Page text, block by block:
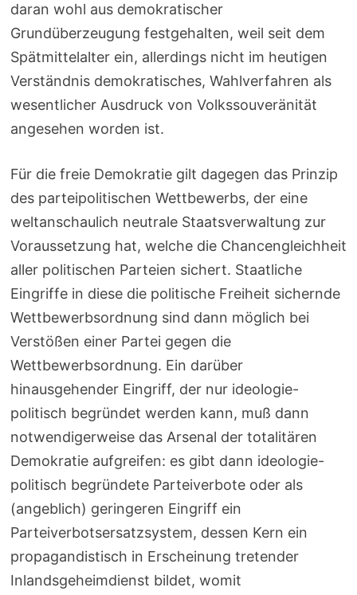
daran wohl aus demokratischer
Grundüberzeugung festgehalten, weil seit dem
Spätmittelalter ein, allerdings nicht im heutigen
Verständnis demokratisches, Wahlverfahren als
wesentlicher Ausdruck von Volkssouveränität
angesehen worden ist.
Für die freie Demokratie gilt dagegen das Prinzip
des parteipolitischen Wettbewerbs, der eine
weltanschaulich neutrale Staatsverwaltung zur
Voraussetzung hat, welche die Chancengleichheit
aller politischen Parteien sichert. Staatliche
Eingriffe in diese die politische Freiheit sichernde
Wettbewerbsordnung sind dann möglich bei
Verstößen einer Partei gegen die
Wettbewerbsordnung. Ein darüber
hinausgehender Eingriff, der nur ideologie-
politisch begründet werden kann, muß dann
notwendigerweise das Arsenal der totalitären
Demokratie aufgreifen: es gibt dann ideologie-
politisch begründete Parteiverbote oder als
(angeblich) geringeren Eingriff ein
Parteiverbotsersatzsystem, dessen Kern ein
propagandistisch in Erscheinung tretender
Inlandsgeheimdienst bildet, womit